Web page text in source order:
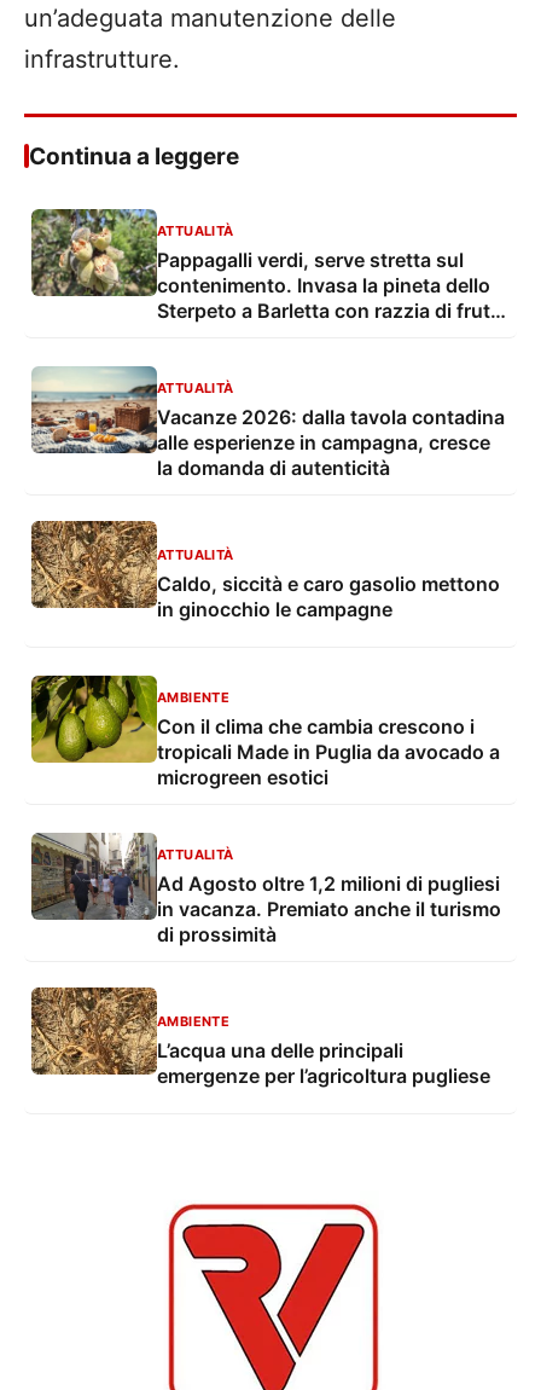
un’adeguata manutenzione delle
infrastrutture.
Continua a leggere
ATTUALITÀ
Pappagalli verdi, serve stretta sul
contenimento. Invasa la pineta dello
Sterpeto a Barletta con razzia di frutta
ATTUALITÀ
Vacanze 2026: dalla tavola contadina
alle esperienze in campagna, cresce
la domanda di autenticità
ATTUALITÀ
Caldo, siccità e caro gasolio mettono
in ginocchio le campagne
AMBIENTE
Con il clima che cambia crescono i
tropicali Made in Puglia da avocado a
microgreen esotici
ATTUALITÀ
Ad Agosto oltre 1,2 milioni di pugliesi
in vacanza. Premiato anche il turismo
di prossimità
AMBIENTE
L’acqua una delle principali
emergenze per l’agricoltura pugliese